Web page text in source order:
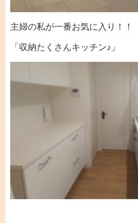
主婦の私が一番お気に入り！！
「収納たくさんキッチン♪」